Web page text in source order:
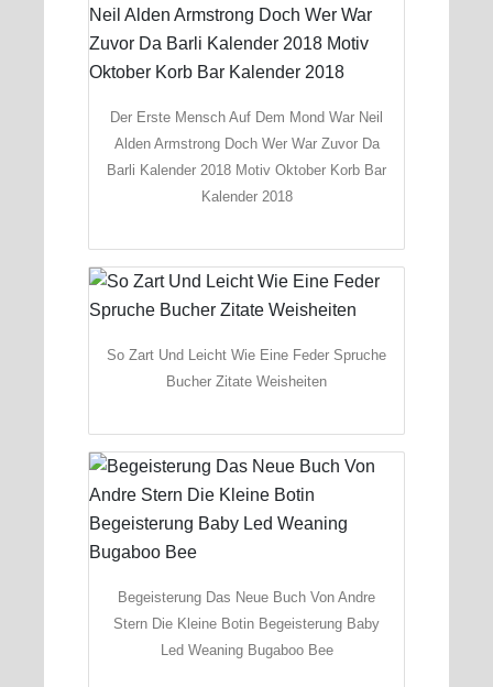
Der Erste Mensch Auf Dem Mond War Neil
Alden Armstrong Doch Wer War Zuvor Da
Barli Kalender 2018 Motiv Oktober Korb Bar
Kalender 2018
So Zart Und Leicht Wie Eine Feder Spruche
Bucher Zitate Weisheiten
Begeisterung Das Neue Buch Von Andre
Stern Die Kleine Botin Begeisterung Baby
Led Weaning Bugaboo Bee